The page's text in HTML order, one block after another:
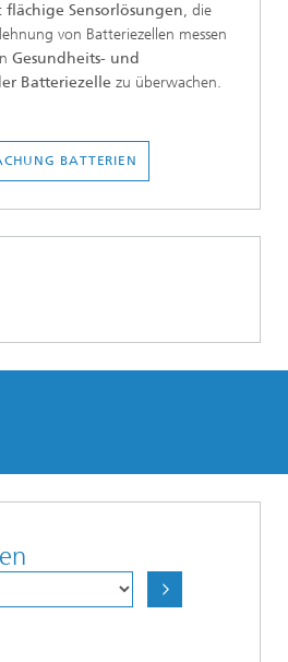
flächige Sensorlösungen, die
von Batteriezellen messen
Gesundheits- und
Batteriezelle zu überwachen.
BATTERIEN